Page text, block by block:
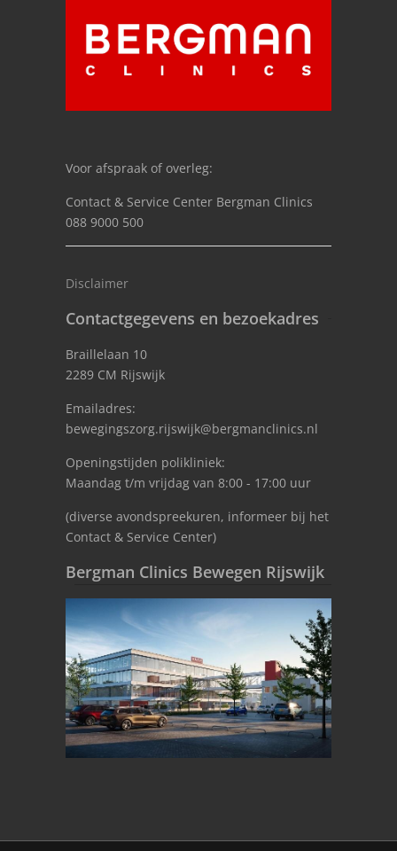
Voor afspraak of overleg:
Contact & Service Center Bergman Clinics
088 9000 500
Disclaimer
Contactgegevens en bezoekadres
Braillelaan 10
2289 CM Rijswijk
Emailadres:
bewegingszorg.rijswijk@bergmanclinics.nl
Openingstijden polikliniek:
Maandag t/m vrijdag van 8:00 - 17:00 uur
(diverse avondspreekuren, informeer bij het
Contact & Service Center)
Bergman Clinics Bewegen Rijswijk